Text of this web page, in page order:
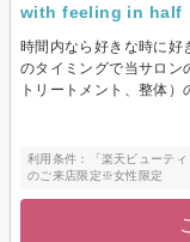
with feeling in half
時間内なら好きな時に好
のタイミングで当サロン
トリートメント、整体）
利用条件：「楽天ビューテ
のご来店限定※女性限定